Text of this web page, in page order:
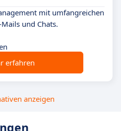
mit umfangreichen
und Chats.
erfahren
anzeigen